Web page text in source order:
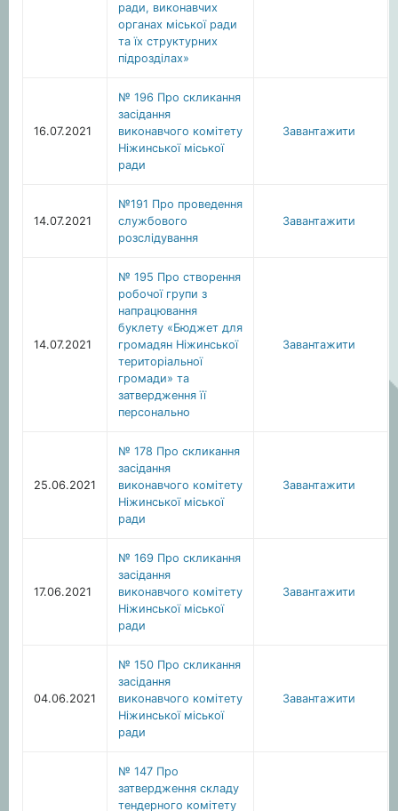
ради, виконавчих
органах міської ради
та їх структурних
підрозділах»
16.07.2021
№ 196 Про скликання
засідання
виконавчого комітету
Ніжинської міської
ради
Завантажити
14.07.2021
№191 Про проведення
службового
розслідування
Завантажити
14.07.2021
№ 195 Про створення
робочої групи з
напрацювання
буклету «Бюджет для
громадян Ніжинської
територіальної
громади» та
затвердження її
персонально
Завантажити
25.06.2021
№ 178 Про скликання
засідання
виконавчого комітету
Ніжинської міської
ради
Завантажити
17.06.2021
№ 169 Про скликання
засідання
виконавчого комітету
Ніжинської міської
ради
Завантажити
04.06.2021
№ 150 Про скликання
засідання
виконавчого комітету
Ніжинської міської
ради
Завантажити
№ 147 Про
затвердження складу
тендерного комітету